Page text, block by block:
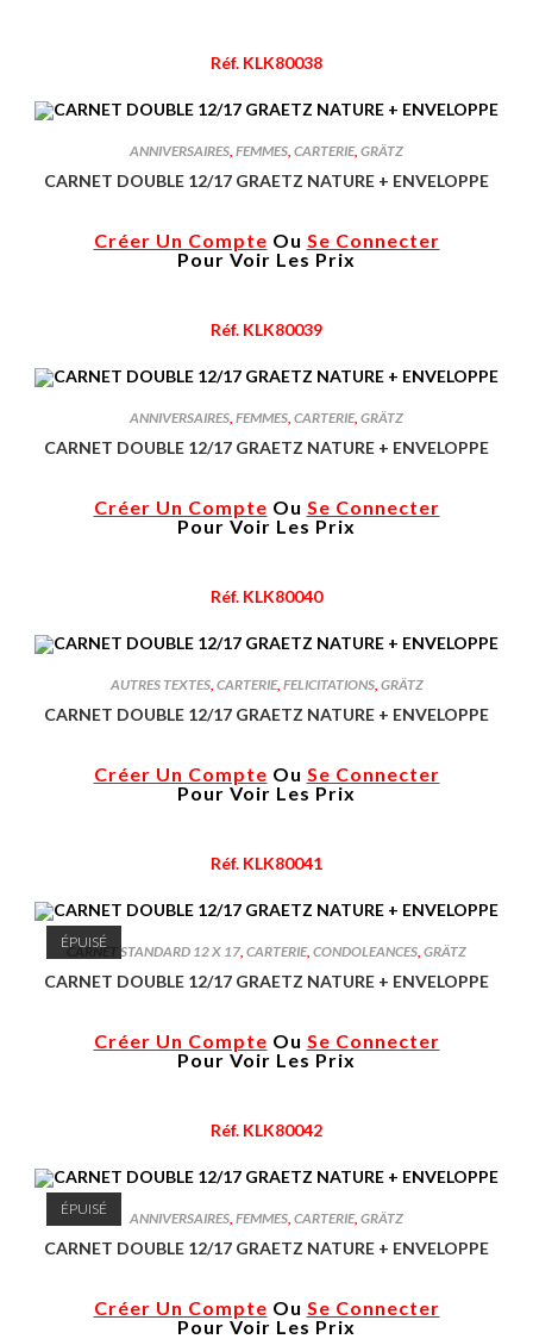
Réf. KLK80038
ANNIVERSAIRES, FEMMES, CARTERIE, GRÄTZ
CARNET DOUBLE 12/17 GRAETZ NATURE + ENVELOPPE
Créer Un Compte Ou Se Connecter
Pour Voir Les Prix
Réf. KLK80039
ANNIVERSAIRES, FEMMES, CARTERIE, GRÄTZ
CARNET DOUBLE 12/17 GRAETZ NATURE + ENVELOPPE
Créer Un Compte Ou Se Connecter
Pour Voir Les Prix
Réf. KLK80040
AUTRES TEXTES, CARTERIE, FELICITATIONS, GRÄTZ
CARNET DOUBLE 12/17 GRAETZ NATURE + ENVELOPPE
Créer Un Compte Ou Se Connecter
Pour Voir Les Prix
Réf. KLK80041
ÉPUISÉ
CARNET STANDARD 12 X 17, CARTERIE, CONDOLEANCES, GRÄTZ
CARNET DOUBLE 12/17 GRAETZ NATURE + ENVELOPPE
Créer Un Compte Ou Se Connecter
Pour Voir Les Prix
Réf. KLK80042
ÉPUISÉ
ANNIVERSAIRES, FEMMES, CARTERIE, GRÄTZ
CARNET DOUBLE 12/17 GRAETZ NATURE + ENVELOPPE
Créer Un Compte Ou Se Connecter
Pour Voir Les Prix